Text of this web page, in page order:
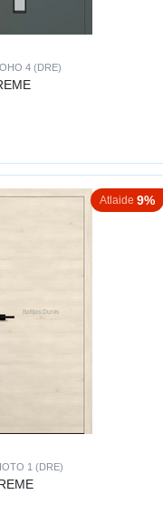
VEIDI
4 (DRE)
Atlaide 9%
1 (DRE)